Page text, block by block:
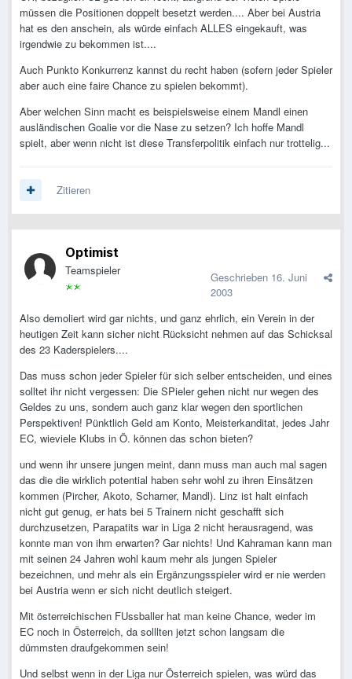
müssen die Positionen doppelt besetzt werden.... Aber bei Austria
hat es den anschein, als würde einfach ALLES eingekauft, was
irgendwie zu bekommen ist....
Auch Punkto Konkurrenz kannst du recht haben (sofern jeder Spieler
aber auch eine faire Chance zu spielen bekommt).
Aber welchen Sinn macht es beispielsweise einem Mandl einen
ausländischen Goalie vor die Nase zu setzen? Ich hoffe Mandl
spielt, aber wenn nicht ist diese Transferpolitik einfach nur trottelig...
Zitieren
Optimist
Teamspieler Geschrieben 16. Juni
2003
Also demoliert wird gar nichts, und ganz ehrlich, ein Verein in der
heutigen Zeit kann sicher nicht Rücksicht nehmen auf das Schicksal
des 23 Kaderspielers....
Das muss schon jeder Spieler für sich selber entscheiden, und eines
solltet ihr nicht vergessen: Die SPieler gehen nicht nur wegen des
Geldes zu uns, sondern auch ganz klar wegen den sportlichen
Perspektiven! Pünktlich Geld am Konto, Meisterkanditat, jedes Jahr
EC, wieviele Klubs in Ö. können das schon bieten?
und wenn ihr unsere jungen meint, dann muss man auch mal sagen
das die die wirklich potential haben sehr wohl zu ihren Einsätzen
kommen (Pircher, Akoto, Scharner, Mandl). Linz ist halt einfach
nicht gut genug, er hats bei 5 Trainern nicht geschafft sich
durchzusetzen, Parapatits war in Liga 2 nicht herausragend, was
konnte man von ihm erwarten? Gar nichts! Und Kahraman kann man
mit seinen 24 Jahren wohl kaum mehr als jungen Spieler
bezeichnen, und mehr als ein Ergänzungsspieler wird er nie werden
bei Austria wenn er sich nicht deutlich steigert.
Mit österreichischen FUssballer hat man keine Chance, weder im
EC noch in Österreich, da solllten jetzt schon langsam die
dümmsten draufgekommen sein!
Und selbst wenn in der Liga nur Österreich spielen, was würd das